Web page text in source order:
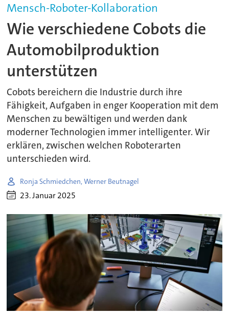
Mensch-Roboter-Kollaboration
Wie verschiedene Cobots die
Automobilproduktion
unterstützen
Cobots bereichern die Industrie durch ihre
Fähigkeit, Aufgaben in enger Kooperation mit dem
Menschen zu bewältigen und werden dank
moderner Technologien immer intelligenter. Wir
erklären, zwischen welchen Roboterarten
unterschieden wird.
Ronja Schmiedchen, Werner Beutnagel
23. Januar 2025